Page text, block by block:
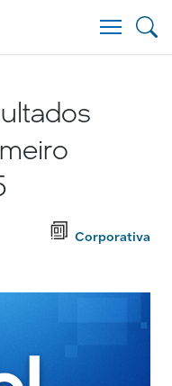
Corporativa